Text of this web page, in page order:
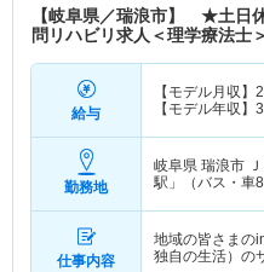
【岐阜県／瑞浪市】 ★土日
問リハビリ求人＜理学療法士＞
給与
【モデル月収】
【モデル年収】
勤務地
岐阜県 瑞浪市
駅」（バス・車8
仕事内容
地域の皆さまの
独自の生活）の